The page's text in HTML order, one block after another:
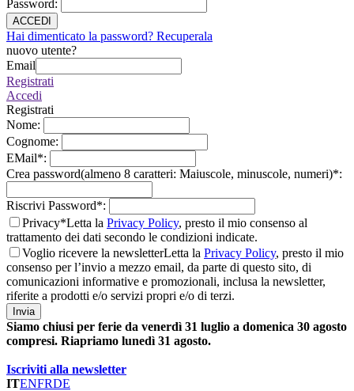
Password:
ACCEDI
Hai dimenticato la password? Recuperala
nuovo utente?
Email
Registrati
Accedi
Registrati
Nome:
Cognome:
EMail*:
Crea password(almeno 8 caratteri: Maiuscole, minuscole, numeri)*:
Riscrivi Password*:
Privacy*Letta la Privacy Policy, presto il mio consenso al
trattamento dei dati secondo le condizioni indicate.
Voglio ricevere la newsletterLetta la Privacy Policy, presto il mio
consenso per l’invio a mezzo email, da parte di questo sito, di
comunicazioni informative e promozionali, inclusa la newsletter,
riferite a prodotti e/o servizi propri e/o di terzi.
Invia
Siamo chiusi per ferie da venerdì 31 luglio a domenica 30 agosto
compresi. Riapriamo lunedì 31 agosto.
Iscriviti alla newsletter
ITENFRDE